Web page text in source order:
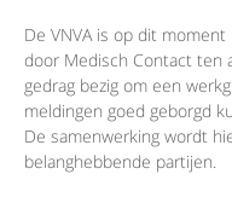
De VNVA is op dit
door Medisch Contact ten
gedrag bezig om een
meldingen goed geborgd
De samenwerking wordt
belanghebbende partijen.